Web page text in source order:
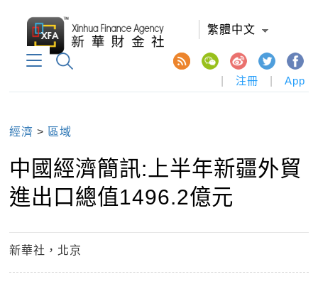
繁體中文
注冊 App
經濟 > 區域
中國經濟簡訊:上半年新疆外貿
進出口總值1496.2億元
新華社，北京